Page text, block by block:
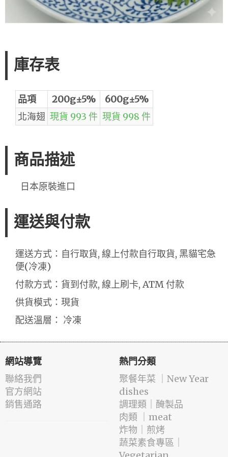
庫存表
品項 200g±5%
600g±5%
北海翅 現貨 993 件 現貨 998 件
商品描述
日本原裝進口
運送與付款
運送方式：自行取貨, 線上付款自行取貨, 黑貓宅急
便(冷凍)
付款方式：貨到付款, 線上刷卡, ATM 付款
供貨模式：現貨
配送溫層： 冷凍
網站導覽
聯絡我們
官方網站
銷售通路
熱門分類
️聚餐年菜 ｜New Year
dishes
️調理類｜醃製品
肉類 ｜meat
️炸物｜煎烤
蔬菜素食專區｜